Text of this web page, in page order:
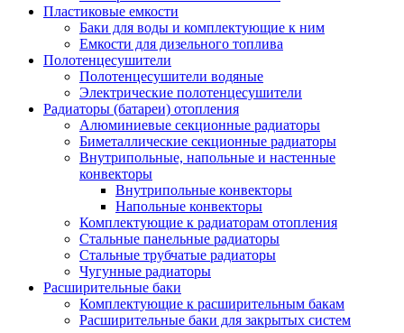
Пластиковые емкости
Баки для воды и комплектующие к ним
Емкости для дизельного топлива
Полотенцесушители
Полотенцесушители водяные
Электрические полотенцесушители
Радиаторы (батареи) отопления
Алюминиевые секционные радиаторы
Биметаллические секционные радиаторы
Внутрипольные, напольные и настенные
конвекторы
Внутрипольные конвекторы
Напольные конвекторы
Комплектующие к радиаторам отопления
Стальные панельные радиаторы
Стальные трубчатые радиаторы
Чугунные радиаторы
Расширительные баки
Комплектующие к расширительным бакам
Расширительные баки для закрытых систем